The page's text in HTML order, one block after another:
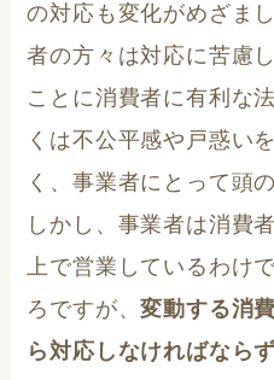
の対応も変化がめざま
者の方々は対応に苦慮
ことに消費者に有利な
くは不公平感や戸惑い
く、事業者にとって頭
しかし、事業者は消費
上で営業しているわけ
ろですが、変動する消
ら対応しなければなら